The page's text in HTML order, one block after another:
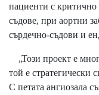
пациенти с
съдове, при аортни
сърдечно-съдови и
„Този проект е
той е
С петата ангиозала